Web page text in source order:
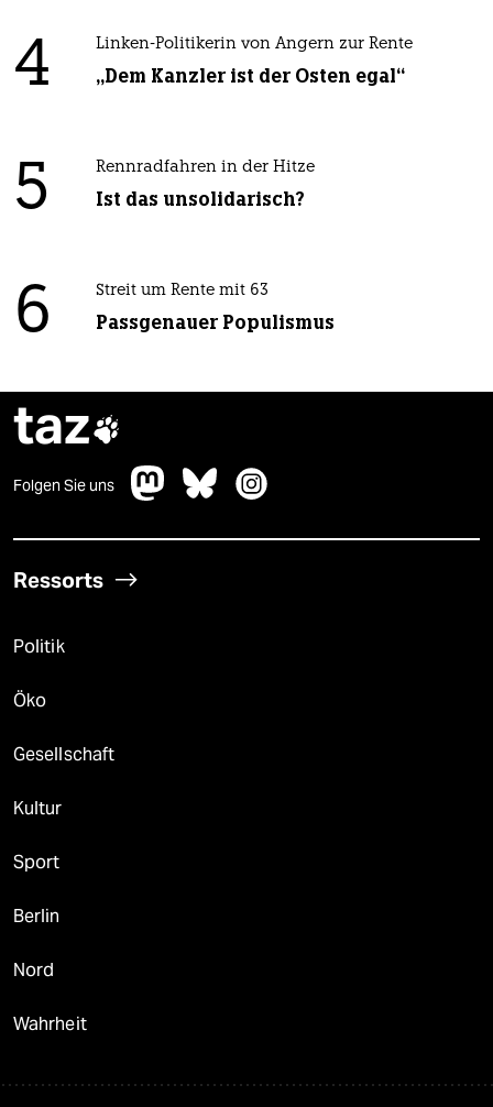
4 Linken-Politikerin von Angern zur Rente
„Dem Kanzler ist der Osten egal“
5 Rennradfahren in der Hitze
Ist das unsolidarisch?
6 Streit um Rente mit 63
Passgenauer Populismus
taz
Folgen Sie uns
Ressorts
Politik
Öko
Gesellschaft
Kultur
Sport
Berlin
Nord
Wahrheit